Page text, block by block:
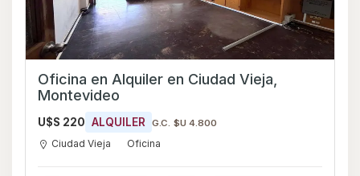
Oficina en Alquiler en Ciudad Vieja,
Montevideo
U$S 220 ALQUILER G.C. $U 4.800
Ciudad Vieja Oficina